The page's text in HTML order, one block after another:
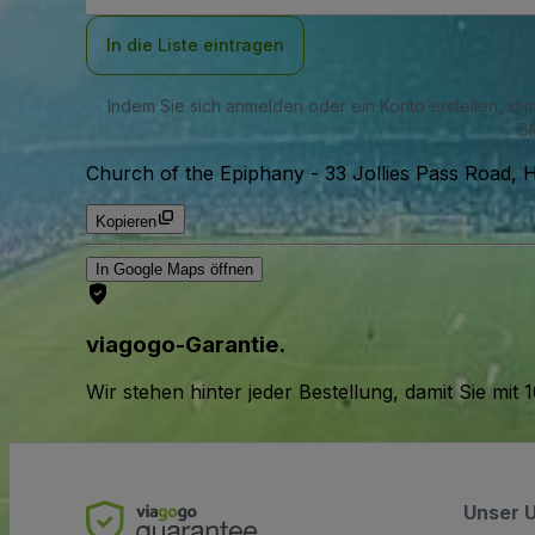
In die Liste eintragen
Indem Sie sich anmelden oder ein Konto erstellen,
Church of the Epiphany - 33 Jollies Pass Road,
Kopieren
In Google Maps öffnen
viagogo-Garantie.
Wir stehen hinter jeder Bestellung, damit Sie
Unser